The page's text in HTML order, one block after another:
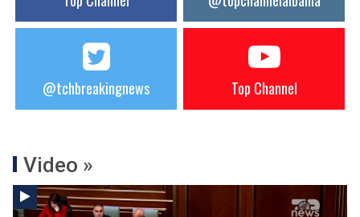
@tchbreakingnews Top Channel
Video »